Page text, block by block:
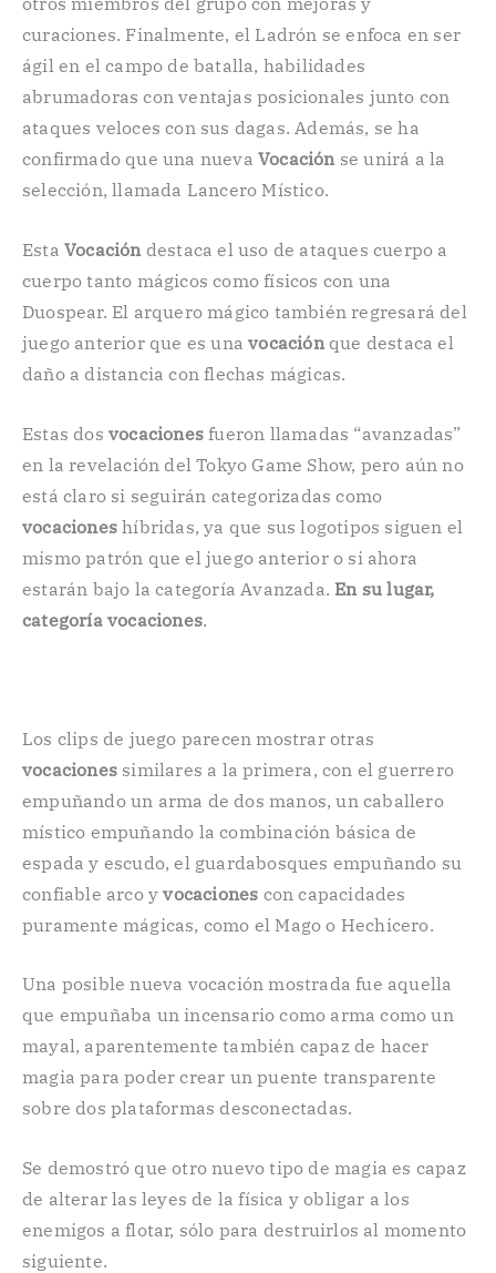
curaciones. Finalmente, el Ladrón se enfoca en ser
ágil en el campo de batalla, habilidades
abrumadoras con ventajas posicionales junto con
ataques veloces con sus dagas. Además, se ha
confirmado que una nueva Vocaciónse unirá a la
selección, llamada Lancero Místico.
Esta Vocacióndestaca el uso de ataques cuerpo a
cuerpo tanto mágicos como físicos con una
Duospear. El arquero mágico también regresará del
juego anterior que es unavocaciónque destaca el
daño a distancia con flechas mágicas.
Estas dos vocaciones fueron llamadas “avanzadas”
en la revelación del Tokyo Game Show, pero aún no
está claro si seguirán categorizadas como
vocaciones híbridas, ya que sus logotipos siguen el
mismo patrón que el juego anterior o si ahora
estarán bajo la categoría Avanzada. En su lugar,
categoría vocaciones.
Los clips de juego parecen mostrar otras
vocaciones similares a la primera, con el guerrero
empuñando un arma de dos manos, un caballero
místico empuñando la combinación básica de
espada y escudo, el guardabosques empuñando su
confiable arco yvocaciones con capacidades
puramente mágicas, como el Mago o Hechicero.
Una posible nueva vocación mostrada fue aquella
que empuñaba un incensario como arma como un
mayal, aparentemente también capaz de hacer
magia para poder crear un puente transparente
sobre dos plataformas desconectadas.
Se demostró que otro nuevo tipo de magia es capaz
de alterar las leyes de la física y obligar a los
enemigos a flotar, sólo para destruirlos al momento
siguiente.